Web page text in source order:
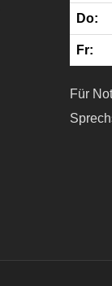
Do:
Fr:
Für